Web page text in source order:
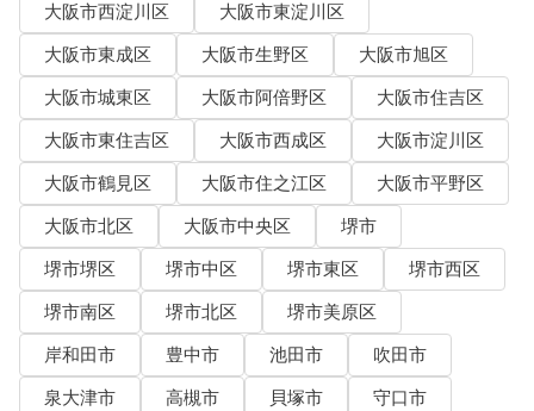
大阪市西淀川区
大阪市東淀川区
大阪市東成区
大阪市生野区
大阪市旭区
大阪市城東区
大阪市阿倍野区
大阪市住吉区
大阪市東住吉区
大阪市西成区
大阪市淀川区
大阪市鶴見区
大阪市住之江区
大阪市平野区
大阪市北区
大阪市中央区
堺市
堺市堺区
堺市中区 堺市東区
堺市西区
堺市南区
堺市北区
堺市美原区
岸和田市
豊中市 池田市
吹田市
泉大津市
高槻市 貝塚市
守口市